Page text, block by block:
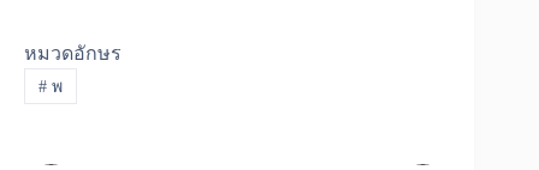
หมวดอักษร
#พ